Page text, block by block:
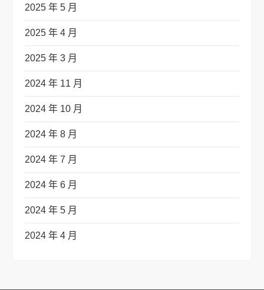
2025 年 5 月
2025 年 4 月
2025 年 3 月
2024 年 11 月
2024 年 10 月
2024 年 8 月
2024 年 7 月
2024 年 6 月
2024 年 5 月
2024 年 4 月